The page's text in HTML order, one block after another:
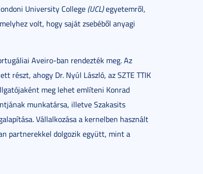
University College (UCL)egyetemről,
volt, hogy saját zsebéből anyagi
Aveiro-ban rendezték meg. Az
részt, ahogy Dr. Nyúl László, az SZTE TTIK
meg lehet említeni Konrad
munkatársa, illetve Szakasits
Vállalkozása a kernelben használt
partnerekkel dolgozik együtt, mint a